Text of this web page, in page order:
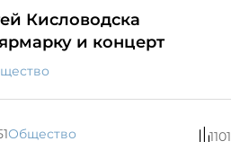
Кисловодска
и концерт
Общество 1101